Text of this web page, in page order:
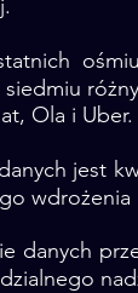
Ola i Uber.
jest
wdrożenia
danych